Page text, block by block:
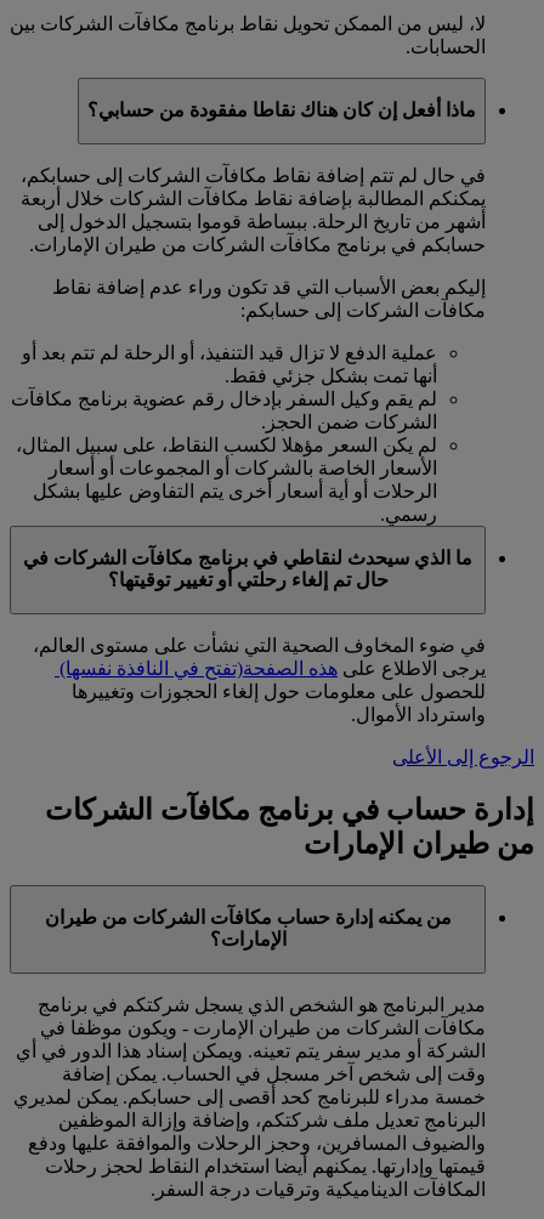
لا، ليس من الممكن تحويل نقاط برنامج مكافآت الشركات بين
الحسابات.
ماذا أفعل إن كان هناك نقاطا مفقودة من حسابي؟
في حال لم تتم إضافة نقاط مكافآت الشركات إلى حسابكم،
يمكنكم المطالبة بإضافة نقاط مكافآت الشركات خلال أربعة
أشهر من تاريخ الرحلة. ببساطة قوموا بتسجيل الدخول إلى
حسابكم في برنامج مكافآت الشركات من طيران الإمارات.
إليكم بعض الأسباب التي قد تكون وراء عدم إضافة نقاط
مكافآت الشركات إلى حسابكم:
عملية الدفع لا تزال قيد التنفيذ، أو الرحلة لم تتم بعد أو
أنها تمت بشكل جزئي فقط.
لم يقم وكيل السفر بإدخال رقم عضوية برنامج مكافآت
الشركات ضمن الحجز.
لم يكن السعر مؤهلا لكسب النقاط، على سبيل المثال،
الأسعار الخاصة بالشركات أو المجموعات أو أسعار
الرحلات أو أية أسعار أخرى يتم التفاوض عليها بشكل
رسمي.
ما الذي سيحدث لنقاطي في برنامج مكافآت الشركات في
حال تم إلغاء رحلتي أو تغيير توقيتها؟
في ضوء المخاوف الصحية التي نشأت على مستوى العالم،
يرجى الاطلاع على هذه الصفحة(تفتح في النافذة نفسها)
للحصول على معلومات حول إلغاء الحجوزات وتغييرها
واسترداد الأموال.
الرجوع إلى الأعلى
إدارة حساب في برنامج مكافآت الشركات
من طيران الإمارات
من يمكنه إدارة حساب مكافآت الشركات من طيران
الإمارات؟
مدير البرنامج هو الشخص الذي يسجل شركتكم في برنامج
مكافآت الشركات من طيران الإمارت - ويكون موظفا في
الشركة أو مدير سفر يتم تعينه. ويمكن إسناد هذا الدور في أي
وقت إلى شخص آخر مسجل في الحساب. يمكن إضافة
خمسة مدراء للبرنامج كحد أقصى إلى حسابكم. يمكن لمديري
البرنامج تعديل ملف شركتكم، وإضافة وإزالة الموظفين
والضيوف المسافرين، وحجز الرحلات والموافقة عليها ودفع
قيمتها وإدارتها. يمكنهم أيضا استخدام النقاط لحجز رحلات
المكافآت الديناميكية وترقيات درجة السفر.